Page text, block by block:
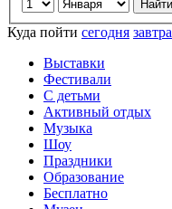
Куда пойти сегодня завтра
Выставки
Фестивали
С детьми
Активный отдых
Музыка
Шоу
Праздники
Образование
Бесплатно